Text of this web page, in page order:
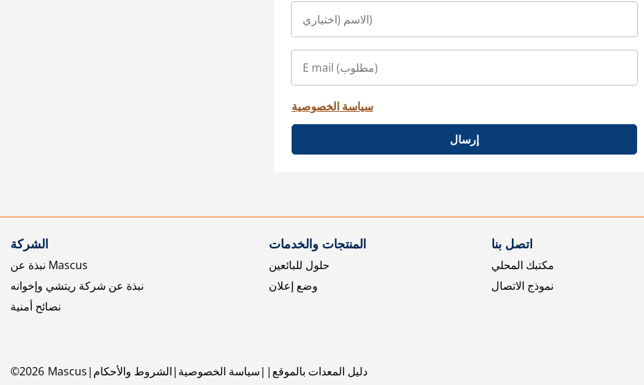
سياسة الخصوصية
إرسال
الشركة
نبذة عن Mascus
نبذة عن شركة ريتشي وإخوانه
نصائح أمنية
المنتجات والخدمات
حلول للبائعين
وضع إعلان
اتصل بنا
مكتبك المحلي
نموذج الاتصال
©2026 Mascus الشروط والأحكام سياسة الخصوصية دليل المعدات بالموقع